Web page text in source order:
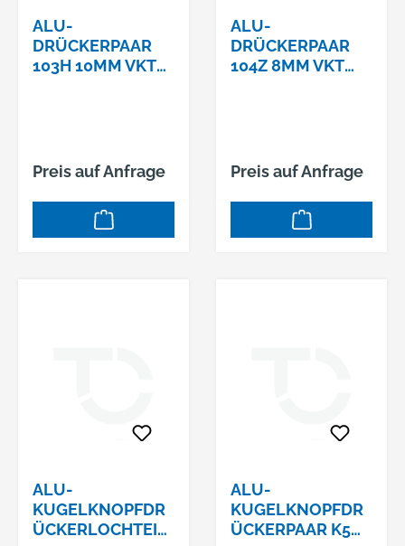
ALU-
DRÜCKERPAAR
103H 10MM VKT
Preis auf Anfrage
ALU-
DRÜCKERPAAR
104Z 8MM VKT
Preis auf Anfrage
ALU-
KUGELKNOPFDR
ÜCKERLOCHTEIL
ALU-
KUGELKNOPFDR
ÜCKERPAAR K5